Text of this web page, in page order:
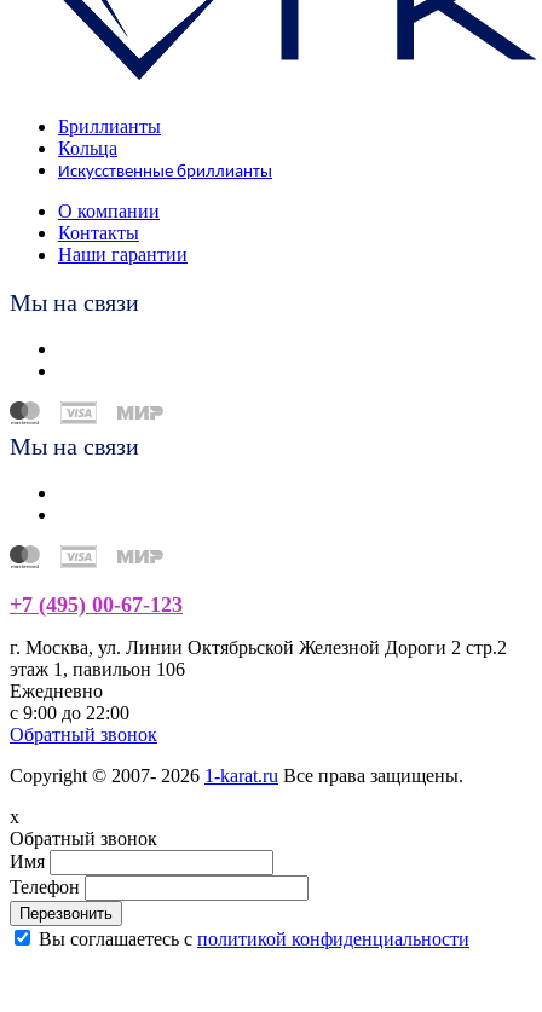
Бриллианты
Кольца
Искусственные бриллианты
О компании
Контакты
Наши гарантии
Мы на связи
Мы на связи
+7 (495) 00-67-123
г. Москва, ул. Линии Октябрьской Железной Дороги 2 стр.2
этаж 1, павильон 106
Ежедневно
с 9:00 до 22:00
Обратный звонок
Copyright © 2007- 2026 1-karat.ru Все права защищены.
x
Обратный звонок
Имя
Телефон
Перезвонить
Вы соглашаетесь с политикой конфиденциальности